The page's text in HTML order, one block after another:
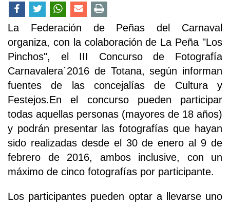
La Federación de Peñas del Carnaval
organiza, con la colaboración de La Peña "Los
Pinchos", el III Concurso de Fotografía
Carnavalera´2016 de Totana, según informan
fuentes de las concejalías de Cultura y
Festejos.En el concurso pueden participar
todas aquellas personas (mayores de 18 años)
y podrán presentar las fotografías que hayan
sido realizadas desde el 30 de enero al 9 de
febrero de 2016, ambos inclusive, con un
máximo de cinco fotografías por participante.
Los participantes pueden optar a llevarse uno